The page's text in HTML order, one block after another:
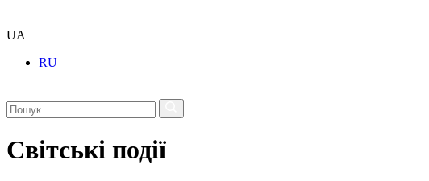
UA
RU
Світські події